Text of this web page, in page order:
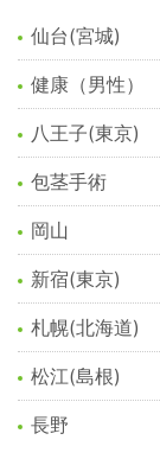
仙台(宮城)
健康（男性）
八王子(東京)
包茎手術
岡山
新宿(東京)
札幌(北海道)
松江(島根)
長野